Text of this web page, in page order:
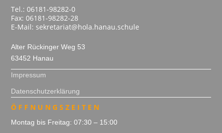
Tel.: 06181-98282-0
Fax: 06181-98282-28
E-Mail: sekretariat@hola.hanau.schule
Alter Rückinger Weg 53
63452 Hanau
Impressum
Datenschutzerklärung
ÖFFNUNGSZEITEN
Montag bis Freitag: 07:30 – 15:00